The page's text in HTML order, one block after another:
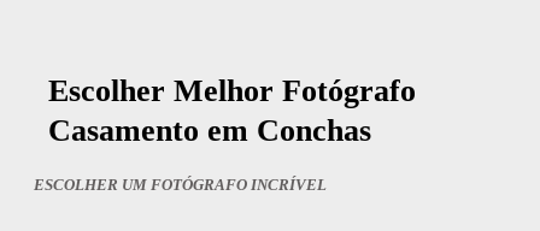
Escolher Melhor Fotógrafo
Casamento em Conchas
ESCOLHER UM FOTÓGRAFO INCRÍVEL